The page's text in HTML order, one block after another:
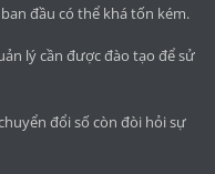
đầu có thể khá tốn kém.
lý cần được đào tạo để sử
đổi số còn đòi hỏi sự